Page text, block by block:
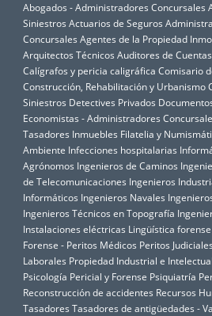
Abogados - Administradores Concursales
Siniestros Actuarios de Seguros
Concursales Agentes de la Propiedad
Arquitectos Técnicos Auditores de Cuentas
Calígrafos y pericia caligráfica Comisario
Construcción, Rehabilitación y Urbanismo
Siniestros Detectives Privados
Economistas - Administradores
Tasadores Inmuebles Filatelia y
Ambiente Infecciones hospitalarias
Agrónomos Ingenieros de Caminos
de Telecomunicaciones Ingenieros
Informáticos Ingenieros Navales
Ingenieros Técnicos en Topografía
Instalaciones eléctricas Lingüística forense
Forense - Peritos Médicos Peritos Judiciales
Laborales Propiedad Industrial e Intelectual
Psicología Pericial y Forense Psiquiatría
Reconstrucción de accidentes Recursos
Tasadores Tasadores de antigüedades -